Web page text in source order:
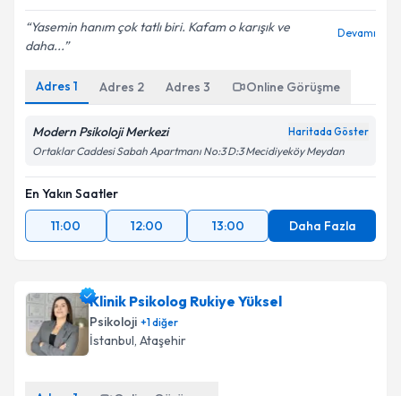
Yasemin hanım çok tatlı biri. Kafam o karışık ve
daha...
Devamı
Adres 1 Adres 2 Adres 3 Online Görüşme
Modern Psikoloji Merkezi Haritada Göster
Ortaklar Caddesi Sabah Apartmanı No:3 D:3 Mecidiyeköy Meydan
En Yakın Saatler
11:00
12:00 13:00 Daha Fazla
Klinik Psikolog Rukiye Yüksel
Psikoloji +1diğer
İstanbul, Ataşehir